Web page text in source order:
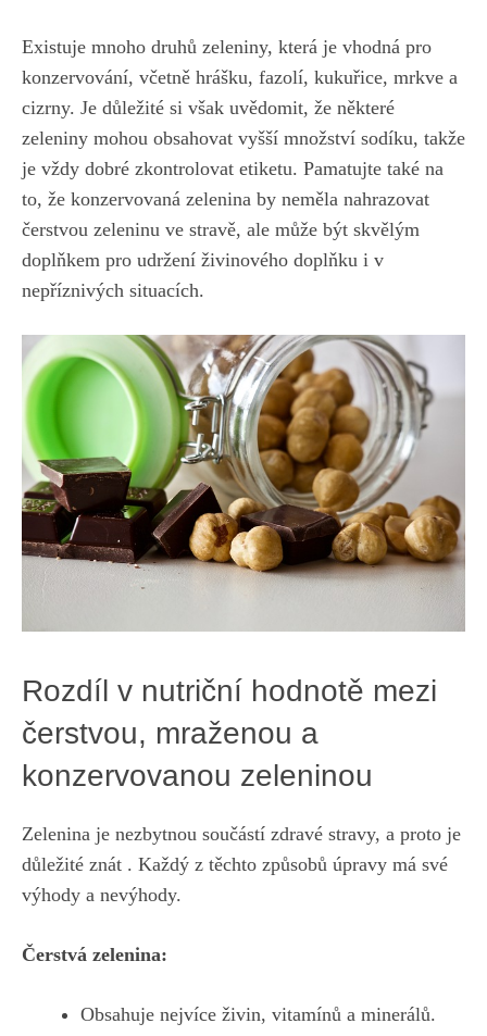
Existuje mnoho druhů‌ zeleniny, která je vhodná pro
⁣konzervování, včetně hrášku, fazolí, kukuřice, mrkve a
⁢cizrny.‌ Je důležité si ⁢však uvědomit, ‍že některé
zeleniny mohou obsahovat vyšší množství sodíku, takže
je vždy dobré zkontrolovat etiketu. Pamatujte také na
to, ⁢že konzervovaná zelenina by neměla nahrazovat
čerstvou‍ zeleninu‍ ve stravě, ale​ může‌ být skvělým
doplňkem pro udržení‌ živinového doplňku i ⁣v
nepříznivých⁤ situacích.
Rozdíl ​v ​nutriční hodnotě ‍mezi
čerstvou, ⁢mraženou a
konzervovanou ⁤zeleninou
Zelenina je nezbytnou ⁤součástí⁢ zdravé stravy,‍ a proto je
důležité ⁣znát . Každý z těchto způsobů úpravy má své
výhody a nevýhody.
Čerstvá zelenina:
Obsahuje nejvíce živin, vitamínů a minerálů.